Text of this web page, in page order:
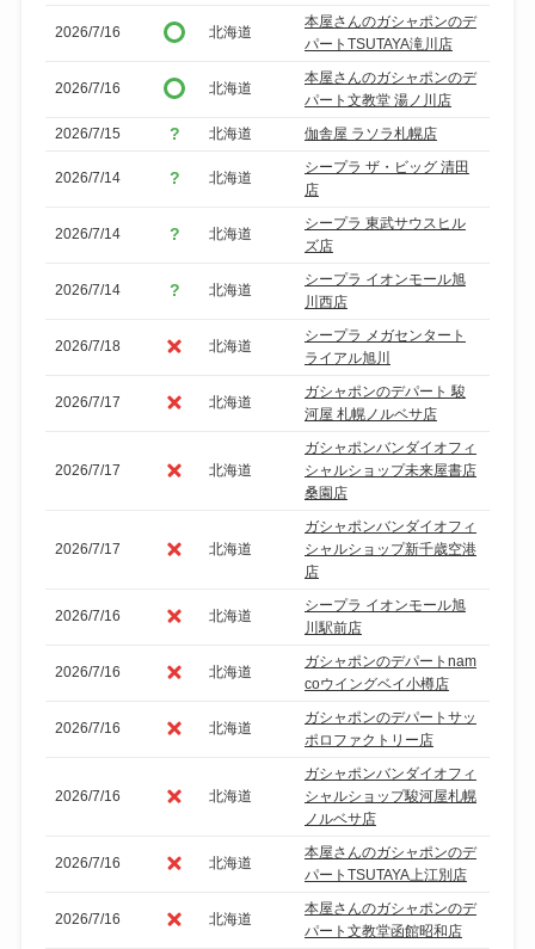
2026/7/16 北海道
本屋さんのガシャポンのデ
パートTSUTAYA滝川店
2026/7/16 北海道
本屋さんのガシャポンのデ
パート文教堂 湯ノ川店
2026/7/15
北海道 伽舎屋 ラソラ札幌店
2026/7/14 北海道
シープラ ザ・ビッグ 清田
店
2026/7/14 北海道
シープラ 東武サウスヒル
ズ店
2026/7/14 北海道
シープラ イオンモール旭
川西店
2026/7/18 北海道
シープラ メガセンタート
ライアル旭川
2026/7/17 北海道
ガシャポンのデパート 駿
河屋 札幌ノルベサ店
2026/7/17 北海道
ガシャポンバンダイオフィ
シャルショップ未来屋書店
桑園店
2026/7/17 北海道
ガシャポンバンダイオフィ
シャルショップ新千歳空港
店
2026/7/16 北海道
シープラ イオンモール旭
川駅前店
2026/7/16 北海道
ガシャポンのデパートnam
coウイングベイ小樽店
2026/7/16 北海道
ガシャポンのデパートサッ
ポロファクトリー店
2026/7/16 北海道
ガシャポンバンダイオフィ
シャルショップ駿河屋札幌
ノルベサ店
2026/7/16 北海道
本屋さんのガシャポンのデ
パートTSUTAYA上江別店
2026/7/16 北海道
本屋さんのガシャポンのデ
パート文教堂函館昭和店